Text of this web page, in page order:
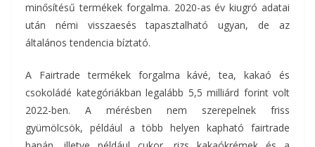
minősítésű termékek forgalma. 2020-as év kiugró adatai
után némi visszaesés tapasztalható ugyan, de az
általános tendencia bíztató.
A Fairtrade termékek forgalma kávé, tea, kakaó és
csokoládé kategóriákban legalább 5,5 milliárd forint volt
2022-ben. A mérésben nem szerepelnek friss
gyümölcsök, például a több helyen kapható fairtrade